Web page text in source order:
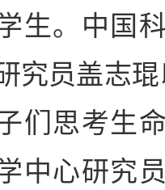
生。中国
究员盖志
们思考生
中心研究